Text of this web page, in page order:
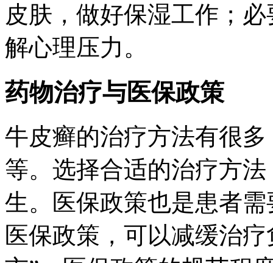
皮肤，做好保湿工作；
解心理压力。
药物治疗与医保政策
牛皮癣的治疗方法有很
等。选择合适的治疗方
生。医保政策也是患者
医保政策，可以减缓治